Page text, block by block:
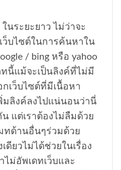
นระยะยาว ไม่ว่าจะ
ว็บไซต์ในการค้นหาใน
/ bing หรือ yahoo
นี้แม้จะเป็นลิงค์ที่ไม่มี
เว็บไซต์ที่มีเนื้อหา
มลิงค์ลงไปแน่นอนว่านี่
แต่เราต้องไม่ลืมด้วย
ทด้านอื่นๆร่วมด้วย
ดียวไม่ได้ช่วยในเรื่อง
ไม่อัพเดทเว็บและ